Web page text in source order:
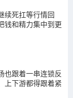
续死扛等行情回
钱和精力集中到更
也跟着一串连锁反
上下游都得跟着紧